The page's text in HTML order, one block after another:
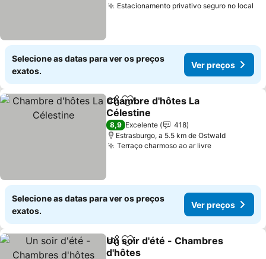
Estacionamento privativo seguro no local
Selecione as datas para ver os preços
exatos.
Ver preços
PartilharAdicionar aos favoritos
Chambre d'hôtes La
Célestine
8,9 Excelente
418
Estrasburgo, a 5.5 km de Ostwald
Terraço charmoso ao ar livre
Selecione as datas para ver os preços
exatos.
Ver preços
PartilharAdicionar aos favoritos
Un soir d'été - Chambres
d'hôtes